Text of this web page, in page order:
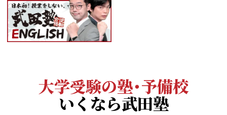
大学受験の塾・予備校
いくなら武田塾